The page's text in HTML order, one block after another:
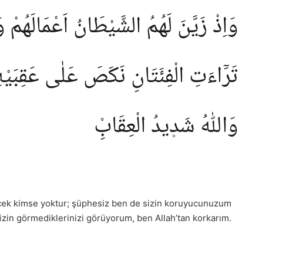
وَاِذْ زَيَّنَ لَهُمُ الشَّيْطَانُ
تَرَٓاءَتِ الْفِئَتَانِ نَكَصَ عَلٰى
وَاللّٰهُ شَد۪يدُ الْعِقَابِ۟
kimse yoktur; şüphesiz ben de sizin koruyucunuzum
görmediklerinizi görüyorum, ben Allah’tan korkarım.